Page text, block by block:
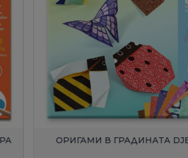
БЪРЗ ПРЕГЛЕД
ОРИГАМИ В ГРАДИНАТА DJECO